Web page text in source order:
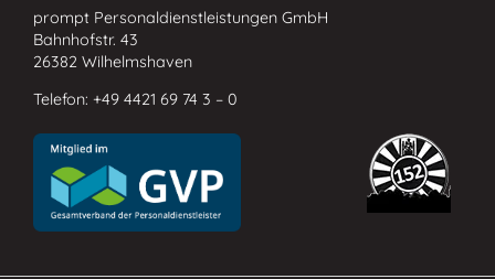
prompt Personaldienstleistungen GmbH
Bahnhofstr. 43
26382 Wilhelmshaven
Telefon: +49 4421 69 74 3 – 0